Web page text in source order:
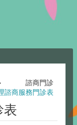
諮商門診
諮商服務門診表
表